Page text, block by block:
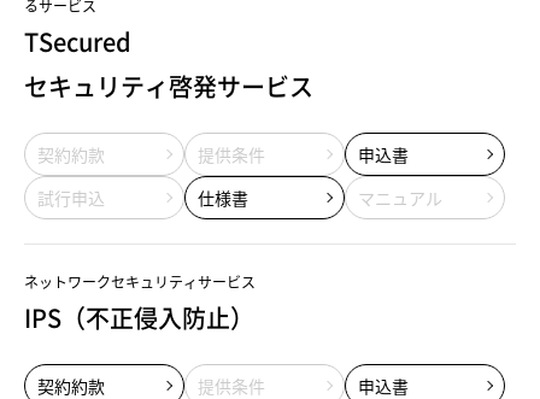
るサービス
TSecured
セキュリティ啓発サービス
契約約款 提供条件
申込書
試行申込
仕様書 マニュアル
ネットワークセキュリティサービス
IPS（不正侵入防止）
契約約款 提供条件
申込書